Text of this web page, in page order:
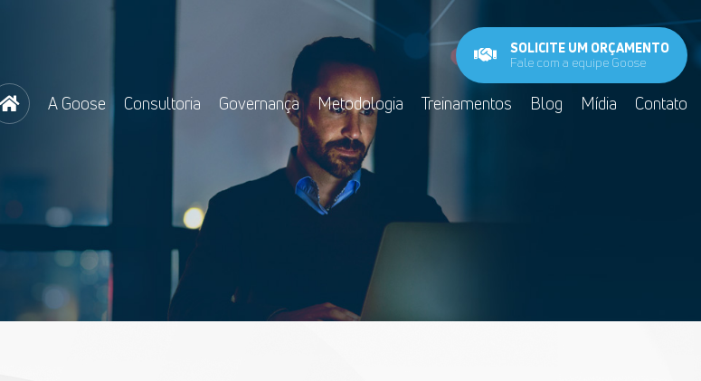
A Goose Consultoria Governança Metodologia Treinamentos Blog Mídia Contato
SOLICITE UM ORÇAMENTO
Fale com a equipe Goose